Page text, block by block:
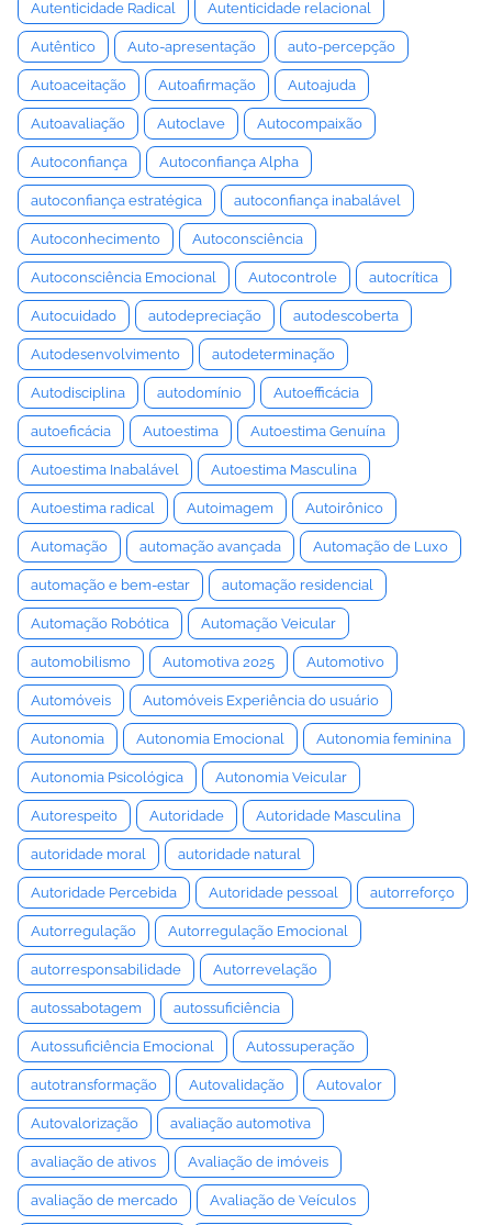
Autenticidade Radical Autenticidade relacional
Autêntico Auto-apresentação auto-percepção
Autoaceitação Autoafirmação Autoajuda
Autoavaliação Autoclave Autocompaixão
Autoconfiança Autoconfiança Alpha
autoconfiança estratégica autoconfiança inabalável
Autoconhecimento Autoconsciência
Autoconsciência Emocional Autocontrole autocrítica
Autocuidado autodepreciação autodescoberta
Autodesenvolvimento autodeterminação
Autodisciplina autodomínio Autoefficácia
autoeficácia Autoestima Autoestima Genuína
Autoestima Inabalável Autoestima Masculina
Autoestima radical Autoimagem Autoirônico
Automação automação avançada Automação de Luxo
automação e bem-estar automação residencial
Automação Robótica Automação Veicular
automobilismo Automotiva 2025 Automotivo
Automóveis Automóveis Experiência do usuário
Autonomia Autonomia Emocional Autonomia feminina
Autonomia Psicológica Autonomia Veicular
Autorespeito Autoridade Autoridade Masculina
autoridade moral autoridade natural
Autoridade Percebida Autoridade pessoal autorreforço
Autorregulação Autorregulação Emocional
autorresponsabilidade Autorrevelação
autossabotagem autossuficiência
Autossuficiência Emocional Autossuperação
autotransformação Autovalidação Autovalor
Autovalorização avaliação automotiva
avaliação de ativos Avaliação de imóveis
avaliação de mercado Avaliação de Veículos